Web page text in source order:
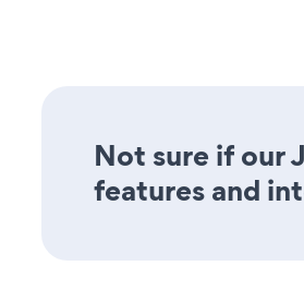
Not sure if our
features and